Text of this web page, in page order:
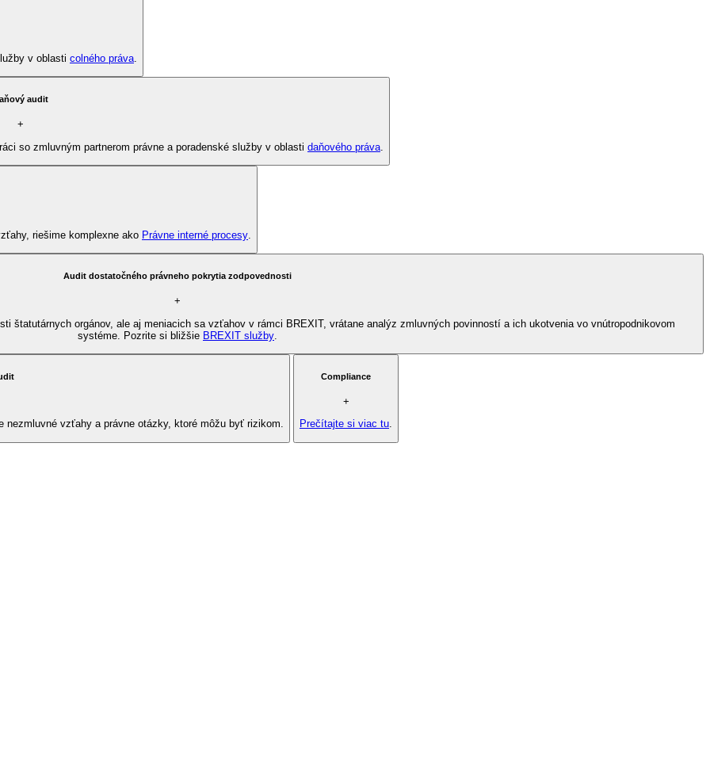
v oblasti colného práva
audit
+
so zmluvným partnerom právne a poradenské služby v oblasti daňového práva
riešime komplexne ako Právne interné procesy.
Audit dostatočného právneho pokrytia zodpovednosti
+
štatutárnych orgánov, ale aj meniacich sa vzťahov v rámci BREXIT, vrátane analýz zmluvných povinností a ich ukotvenia vo vnútropodnikovom
systéme. Pozrite si bližšie BREXIT služby
vzťahy a právne otázky, ktoré môžu byť rizikom.
Compliance
+
Prečítajte si viac tu.